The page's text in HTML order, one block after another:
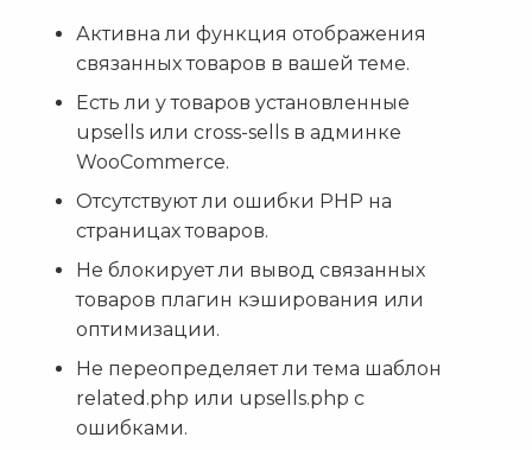
Активна ли функция отображения
связанных товаров в вашей теме.
Есть ли у товаров установленные
upsells или cross-sells в админке
WooCommerce.
Отсутствуют ли ошибки PHP на
страницах товаров.
Не блокирует ли вывод связанных
товаров плагин кэширования или
оптимизации.
Не переопределяет ли тема шаблон
related.php или upsells.php с
ошибками.